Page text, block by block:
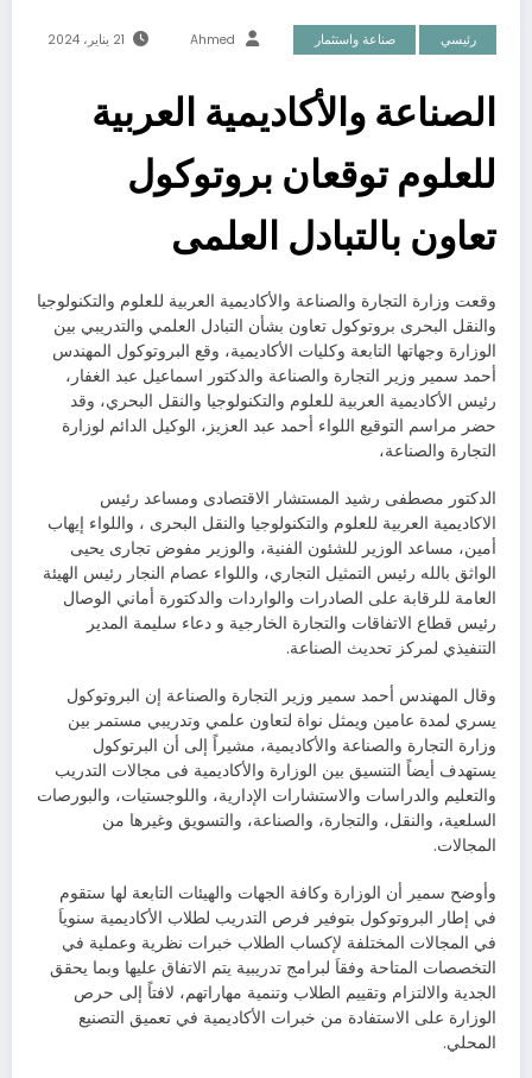
رئيسي صناعة واستثمار Ahmed 21 يناير، 2024
الصناعة والأكاديمية العربية
للعلوم توقعان بروتوكول
تعاون بالتبادل العلمى
وقعت وزارة التجارة والصناعة والأكاديمية العربية للعلوم والتكنولوجيا
والنقل البحرى بروتوكول تعاون بشأن التبادل العلمي والتدريبي بين
الوزارة وجهاتها التابعة وكليات الأكاديمية، وقع البروتوكول المهندس
أحمد سمير وزير التجارة والصناعة والدكتور اسماعيل عبد الغفار،
رئيس الأكاديمية العربية للعلوم والتكنولوجيا والنقل البحري، وقد
حضر مراسم التوقيع اللواء أحمد عبد العزيز، الوكيل الدائم لوزارة
التجارة والصناعة،
الدكتور مصطفى رشيد المستشار الاقتصادى ومساعد رئيس
الاكاديمية العربية للعلوم والتكنولوجيا والنقل البحرى ، واللواء إيهاب
أمين، مساعد الوزير للشئون الفنية، والوزير مفوض تجارى يحيى
الواثق بالله رئيس التمثيل التجاري، واللواء عصام النجار رئيس الهيئة
العامة للرقابة على الصادرات والواردات والدكتورة أماني الوصال
رئيس قطاع الاتفاقات والتجارة الخارجية و دعاء سليمة المدير
التنفيذي لمركز تحديث الصناعة.
وقال المهندس أحمد سمير وزير التجارة والصناعة إن البروتوكول
يسري لمدة عامين ويمثل نواة لتعاون علمي وتدريبي مستمر بين
وزارة التجارة والصناعة والأكاديمية، مشيراً إلى أن البرتوكول
يستهدف أيضاً التنسيق بين الوزارة والأكاديمية فى مجالات التدريب
والتعليم والدراسات والاستشارات الإدارية، واللوجستيات، والبورصات
السلعية، والنقل، والتجارة، والصناعة، والتسويق وغيرها من
المجالات.
وأوضح سمير أن الوزارة وكافة الجهات والهيئات التابعة لها ستقوم
في إطار البروتوكول بتوفير فرص التدريب لطلاب الأكاديمية سنوياَ
في المجالات المختلفة لإكساب الطلاب خبرات نظرية وعملية في
التخصصات المتاحة وفقاَ لبرامج تدريبية يتم الاتفاق عليها وبما يحقق
الجدية والالتزام وتقييم الطلاب وتنمية مهاراتهم، لافتاً إلى حرص
الوزارة على الاستفادة من خبرات الأكاديمية في تعميق التصنيع
المحلي.